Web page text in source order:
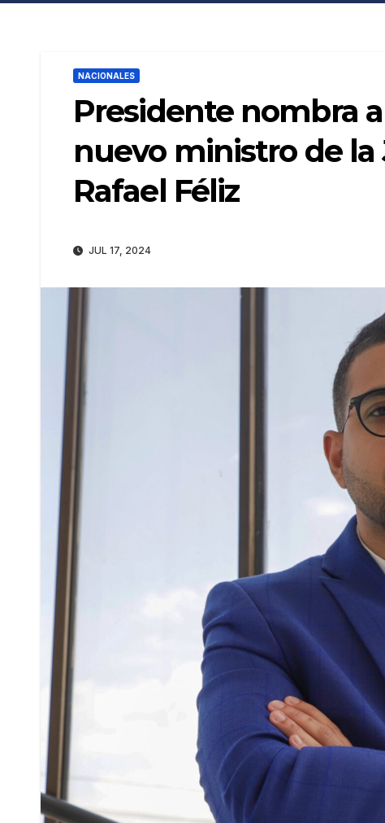
NACIONALES
Presidente nombra
nuevo ministro de
Rafael Féliz
JUL 17, 2024